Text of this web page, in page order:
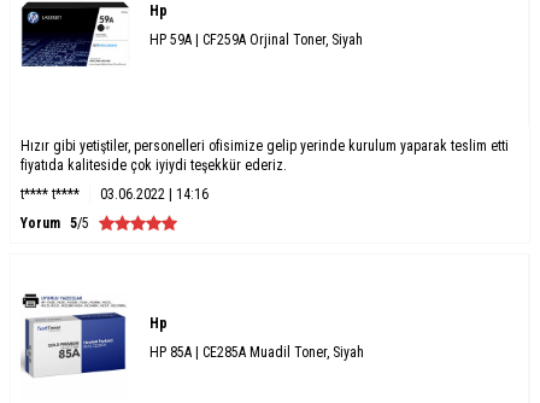
Hp
HP 59A | CF259A Orjinal Toner, Siyah
Hızır gibi yetiştiler, personelleri ofisimize gelip yerinde kurulum yaparak teslim etti
fiyatıda kaliteside çok iyiydi teşekkür ederiz.
t**** t****
03.06.2022 | 14:16
Yorum 5/5
Hp
HP 85A | CE285A Muadil Toner, Siyah